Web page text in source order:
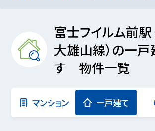
富士フイルム前駅
大雄山線）の一戸
す 物件一覧
マンション 一戸建て